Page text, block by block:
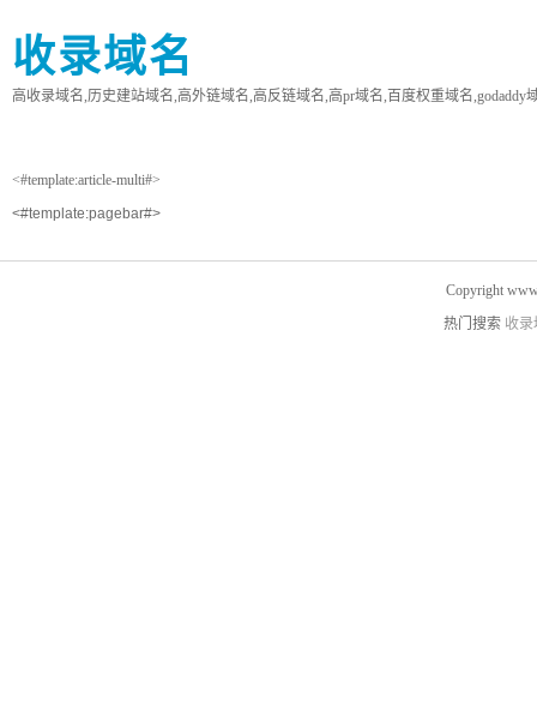
收录域名
高收录域名,历史建站域名,高外链域名,高反链域名,高pr域名,百度权重域名,godaddy
<#template:article-multi#>
<#template:pagebar#>
Copyright
热门搜索 收录